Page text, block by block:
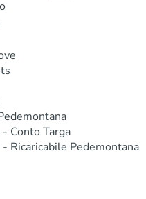
Conto Targa
Ricaricabile Pedemontana